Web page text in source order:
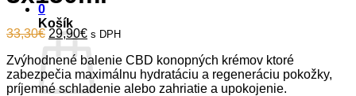
0
Košík
33,30€ Original
price
was:
33,30€.
29,90€Current
price
is:
29,90€.
s DPH
Zvýhodnené balenie CBD konopných krémov ktoré
zabezpečia maximálnu hydratáciu a regeneráciu pokožky,
príjemné schladenie alebo zahriatie a upokojenie.